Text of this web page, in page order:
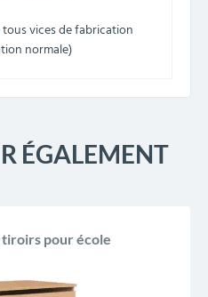
vices de fabrication
normale)
ÉGALEMENT
pour école